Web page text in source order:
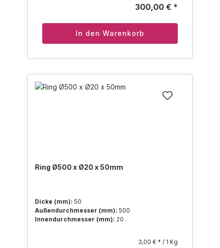
300,00 € *
In den Warenkorb
Ring Ø500 x Ø20 x 50mm
Dicke (mm): 50
Außendurchmesser (mm): 500
Innendurchmesser (mm): 20
3,00 € * / 1 Kg